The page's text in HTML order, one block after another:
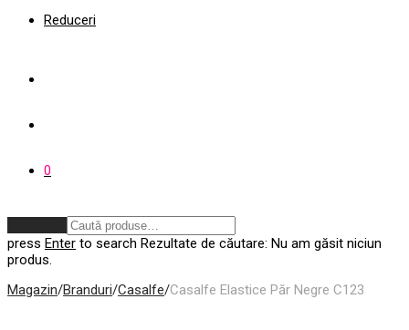
Reduceri
0
press Enter to search Rezultate de căutare: Nu am găsit niciun
produs.
Magazin/Branduri/Casalfe/Casalfe Elastice Păr Negre C123